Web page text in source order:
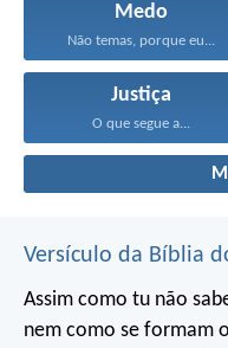
Medo
Não temas, porque eu...
Justiça
O que segue a...
Versículo da Bíblia
Assim como tu não
nem como se formam